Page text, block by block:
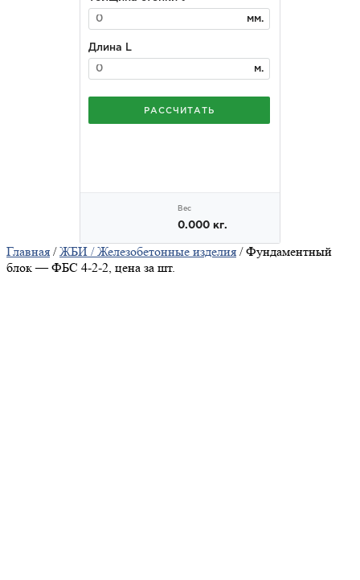
Главная /ЖБИ / Железобетонные изделия / Фундаментный
блок — ФБС 4-2-2, цена за шт.